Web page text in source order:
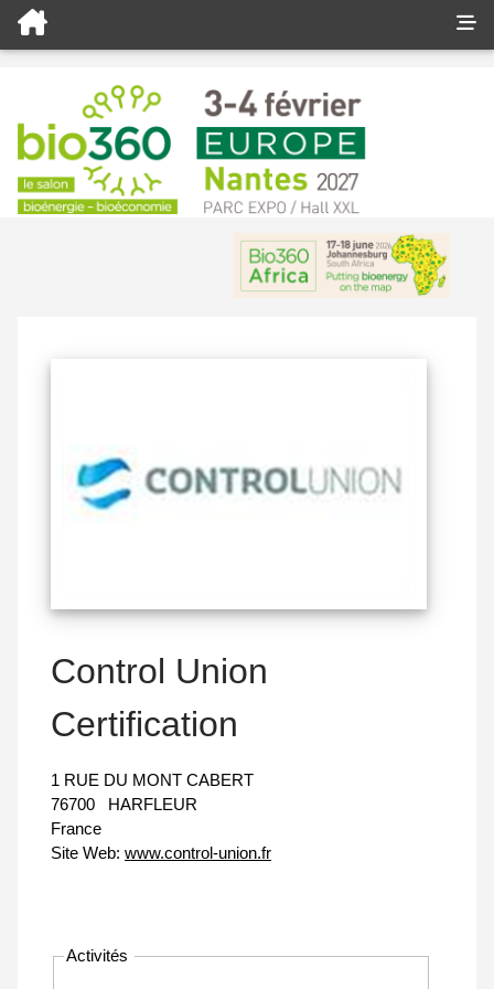
Control Union
Certification
1 RUE DU MONT CABERT
76700
HARFLEUR
France
Site Web: www.control-union.fr
Activités